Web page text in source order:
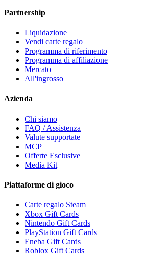
Partnership
Liquidazione
Vendi carte regalo
Programma di riferimento
Programma di affiliazione
Mercato
All'ingrosso
Azienda
Chi siamo
FAQ / Assistenza
Valute supportate
MCP
Offerte Esclusive
Media Kit
Piattaforme di gioco
Carte regalo Steam
Xbox Gift Cards
Nintendo Gift Cards
PlayStation Gift Cards
Eneba Gift Cards
Roblox Gift Cards